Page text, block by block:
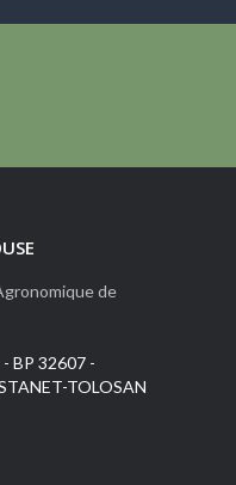
de
BP 32607 -
TOLOSAN